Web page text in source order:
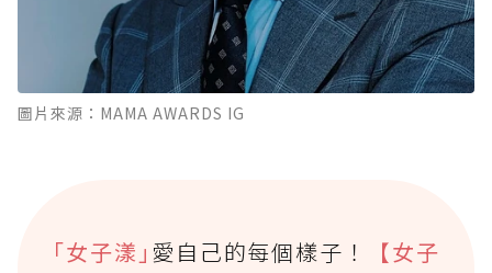
圖片來源：MAMA AWARDS IG
｢女子漾｣ 愛自己的每個樣子！
【女子